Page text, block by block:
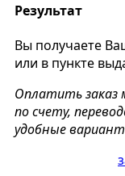
Результат
Вы получаете
или в пункте
Оплатить
по счету,
удобные